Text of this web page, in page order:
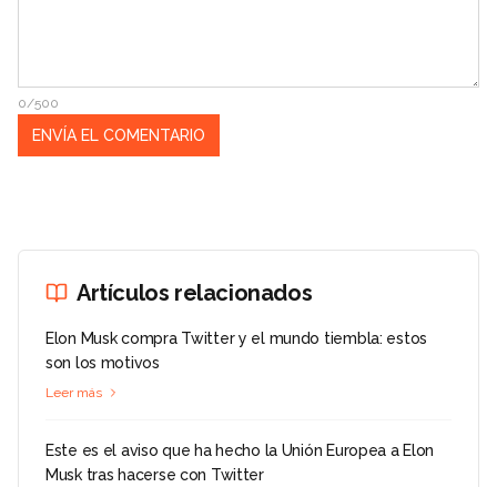
0/500
Artículos relacionados
Elon Musk compra Twitter y el mundo tiembla: estos
son los motivos
Leer más
Este es el aviso que ha hecho la Unión Europea a Elon
Musk tras hacerse con Twitter